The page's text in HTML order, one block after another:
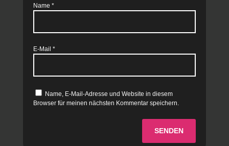
Name *
E-Mail *
Name, E-Mail-Adresse und Website in diesem
Browser für meinen nächsten Kommentar speichern.
SENDEN